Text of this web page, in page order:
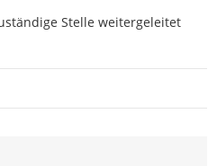
Stelle weitergeleitet